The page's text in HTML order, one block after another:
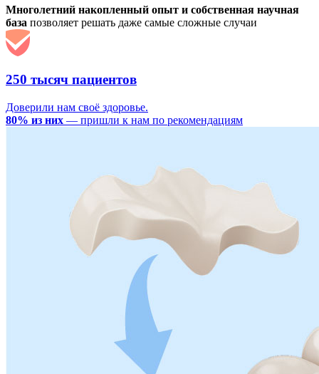
Многолетний накопленный опыт и собственная научная
база позволяет решать даже самые сложные случаи
250 тысяч пациентов
Доверили нам своё здоровье.
80% из них — пришли к нам по рекомендациям